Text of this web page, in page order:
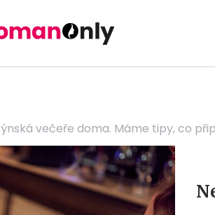
večeře doma. Máme tipy, co